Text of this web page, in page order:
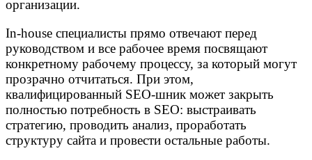
организации.
In-house специалисты прямо отвечают перед
руководством и все рабочее время посвящают
конкретному рабочему процессу, за который могут
прозрачно отчитаться. При этом,
квалифицированный SEO-шник может закрыть
полностью потребность в SEO: выстраивать
стратегию, проводить анализ, проработать
структуру сайта и провести остальные работы.